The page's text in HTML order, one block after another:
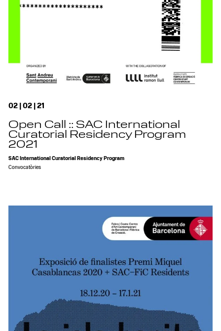
02 | 02 | 21
Open Call :: SAC International
Curatorial Residency Program
2021
SAC International Curatorial Residency Program
Convocatòries